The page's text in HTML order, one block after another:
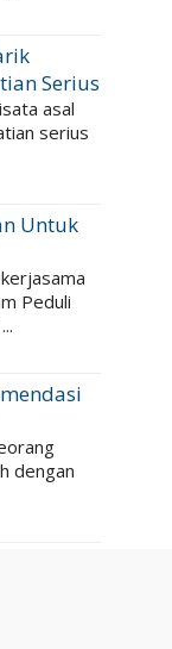
Serius
asal
serius
Untuk
Peduli
dengan